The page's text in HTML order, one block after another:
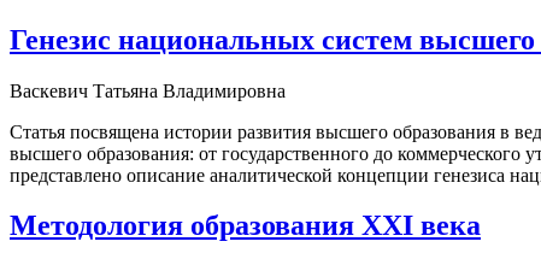
Генезис национальных систем
Васкевич Татьяна Владимировна
Статья посвящена истории развития высшего образования в
высшего образования: от государственного до
представлено описание аналитической концепции генезиса
Методология образования XXI века